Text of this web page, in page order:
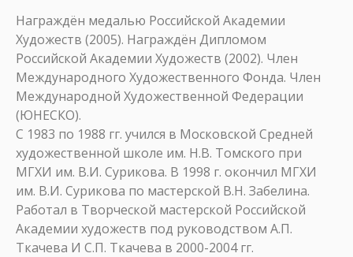
Награждён медалью Российской Академии
Художеств (2005). Награждён Дипломом
Российской Академии Художеств (2002). Член
Международного Художественного Фонда. Член
Международной Художественной Федерации
(ЮНЕСКО).
С 1983 по 1988 гг. учился в Московской Средней
художественной школе им. Н.В. Томского при
МГХИ им. В.И. Сурикова. В 1998 г. окончил МГХИ
им. В.И. Сурикова по мастерской В.Н. Забелина.
Работал в Творческой мастерской Российской
Академии художеств под руководством А.П.
Ткачева И С.П. Ткачева в 2000-2004 гг.